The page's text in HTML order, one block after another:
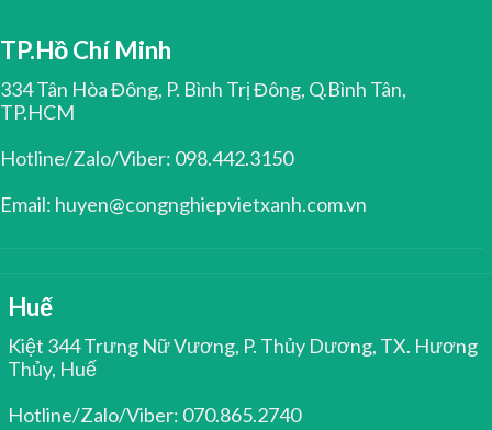
TP.Hồ Chí Minh
334 Tân Hòa Đông, P. Bình Trị Đông, Q.Bình Tân,
TP.HCM
Hotline/Zalo/Viber: 098.442.3150
Email: huyen@congnghiepvietxanh.com.vn
Huế
Kiệt 344 Trưng Nữ Vương, P. Thủy Dương, TX. Hương
Thủy, Huế
Hotline/Zalo/Viber: 070.865.2740